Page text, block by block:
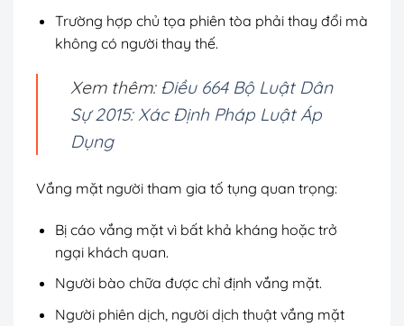
Trường hợp chủ tọa phiên tòa phải thay đổi mà
không có người thay thế.
Xem thêm: Điều 664 Bộ Luật Dân
Sự 2015: Xác Định Pháp Luật Áp
Dụng
Vắng mặt người tham gia tố tụng quan trọng:
Bị cáo vắng mặt vì bất khả kháng hoặc trở
ngại khách quan.
Người bào chữa được chỉ định vắng mặt.
Người phiên dịch, người dịch thuật vắng mặt